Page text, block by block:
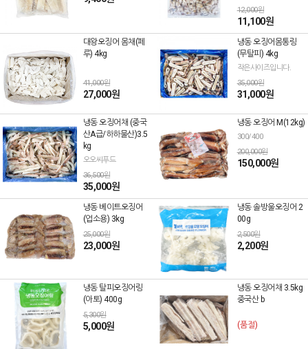
12,000원
11,100원
대왕오징어 몸채(페
루) 4kg
41,000원
27,000원
냉동 오징어몸통링
(무탈피) 4kg
작은사이즈입니다.
35,000원
31,000원
냉동 오징어채 (중국
산A급/하하물산)3.5
kg
오오씨푸드
36,500원
35,000원
냉동 오징어 M(12kg)
300/400
200,000원
150,000원
냉동 베이트오징어
(업소용) 3kg
25,000원
23,000원
냉동 솔방울오징어 2
00g
2,500원
2,200원
냉동 탈피오징어링
(아토) 400g
5,300원
5,000원
냉동 오징어채 3.5kg
중국산 b
(품절)